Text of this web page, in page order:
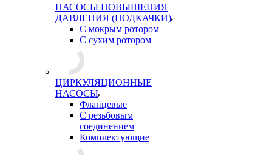
НАСОСЫ ПОВЫШЕНИЯ
ДАВЛЕНИЯ (ПОДКАЧКИ)
С мокрым ротором
С сухим ротором
ЦИРКУЛЯЦИОННЫЕ
НАСОСЫ
Фланцевые
С резьбовым
соединением
Комплектующие